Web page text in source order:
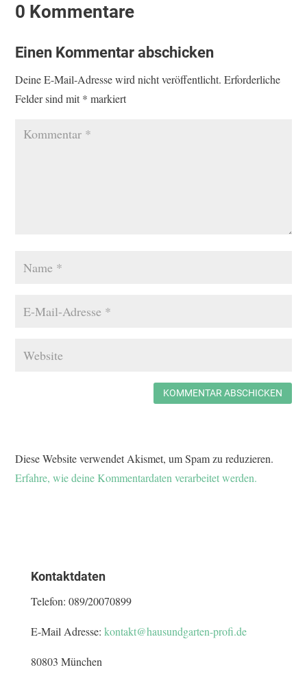
0 Kommentare
Einen Kommentar abschicken
Deine E-Mail-Adresse wird nicht veröffentlicht. Erforderliche
Felder sind mit* markiert
KOMMENTAR ABSCHICKEN
Diese Website verwendet Akismet, um Spam zu reduzieren.
Erfahre, wie deine Kommentardaten verarbeitet werden.
Kontaktdaten
Telefon: 089/20070899
E-Mail Adresse: kontakt@hausundgarten-profi.de
80803 München